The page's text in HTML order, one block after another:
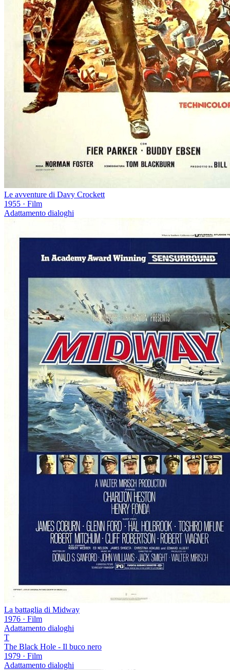
Le avventure di Davy Crockett
1955 · Film
Adattamento dialoghi
La battaglia di Midway
1976 · Film
Adattamento dialoghi
T
The Black Hole - Il buco nero
1979 · Film
Adattamento dialoghi